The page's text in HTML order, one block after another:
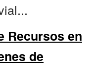
Recursos en
de